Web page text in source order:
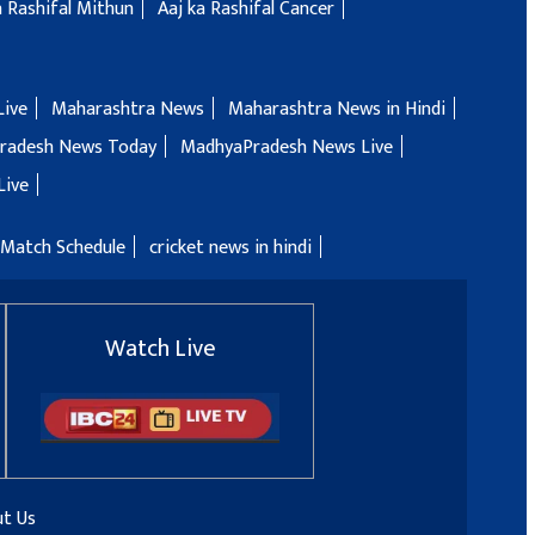
Rashifal Mithun Aaj ka Rashifal Cancer
Maharashtra News
Maharashtra News in Hindi
News Today
MadhyaPradesh News Live
Schedule
cricket news in hindi
Watch Live
Us